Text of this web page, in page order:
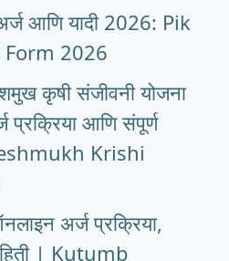
आणि यादी 2026: Pik
2026
कृषी संजीवनी योजना
आणि संपूर्ण
Krishi
अर्ज प्रक्रिया,
| Kutumb